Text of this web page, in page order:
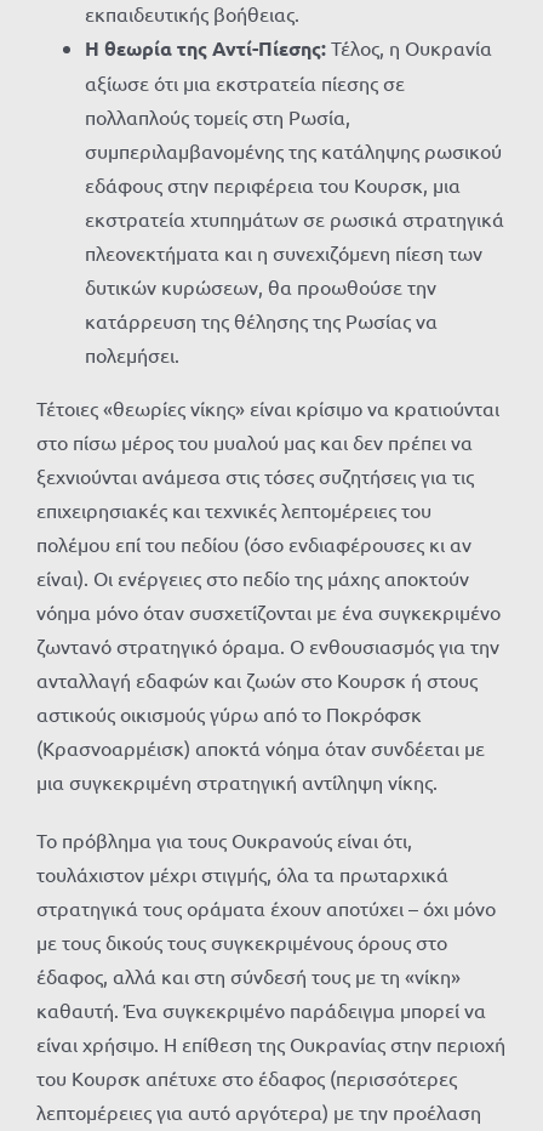
εκπαιδευτικής βοήθειας.
Η θεωρία της Αντί-Πίεσης: Τέλος, η Ουκρανία
αξίωσε ότι μια εκστρατεία πίεσης σε
πολλαπλούς τομείς στη Ρωσία,
συμπεριλαμβανομένης της κατάληψης ρωσικού
εδάφους στην περιφέρεια του Κουρσκ, μια
εκστρατεία χτυπημάτων σε ρωσικά στρατηγικά
πλεονεκτήματα και η συνεχιζόμενη πίεση των
δυτικών κυρώσεων, θα προωθούσε την
κατάρρευση της θέλησης της Ρωσίας να
πολεμήσει.
Τέτοιες «θεωρίες νίκης» είναι κρίσιμο να κρατιούνται
στο πίσω μέρος του μυαλού μας και δεν πρέπει να
ξεχνιούνται ανάμεσα στις τόσες συζητήσεις για τις
επιχειρησιακές και τεχνικές λεπτομέρειες του
πολέμου επί του πεδίου (όσο ενδιαφέρουσες κι αν
είναι). Οι ενέργειες στο πεδίο της μάχης αποκτούν
νόημα μόνο όταν συσχετίζονται με ένα συγκεκριμένο
ζωντανό στρατηγικό όραμα. Ο ενθουσιασμός για την
ανταλλαγή εδαφών και ζωών στο Κουρσκ ή στους
αστικούς οικισμούς γύρω από το Ποκρόφσκ
(Κρασνοαρμέισκ) αποκτά νόημα όταν συνδέεται με
μια συγκεκριμένη στρατηγική αντίληψη νίκης.
Το πρόβλημα για τους Ουκρανούς είναι ότι,
τουλάχιστον μέχρι στιγμής, όλα τα πρωταρχικά
στρατηγικά τους οράματα έχουν αποτύχει – όχι μόνο
με τους δικούς τους συγκεκριμένους όρους στο
έδαφος, αλλά και στη σύνδεσή τους με τη «νίκη»
καθαυτή. Ένα συγκεκριμένο παράδειγμα μπορεί να
είναι χρήσιμο. Η επίθεση της Ουκρανίας στην περιοχή
του Κουρσκ απέτυχε στο έδαφος (περισσότερες
λεπτομέρειες για αυτό αργότερα) με την προέλαση